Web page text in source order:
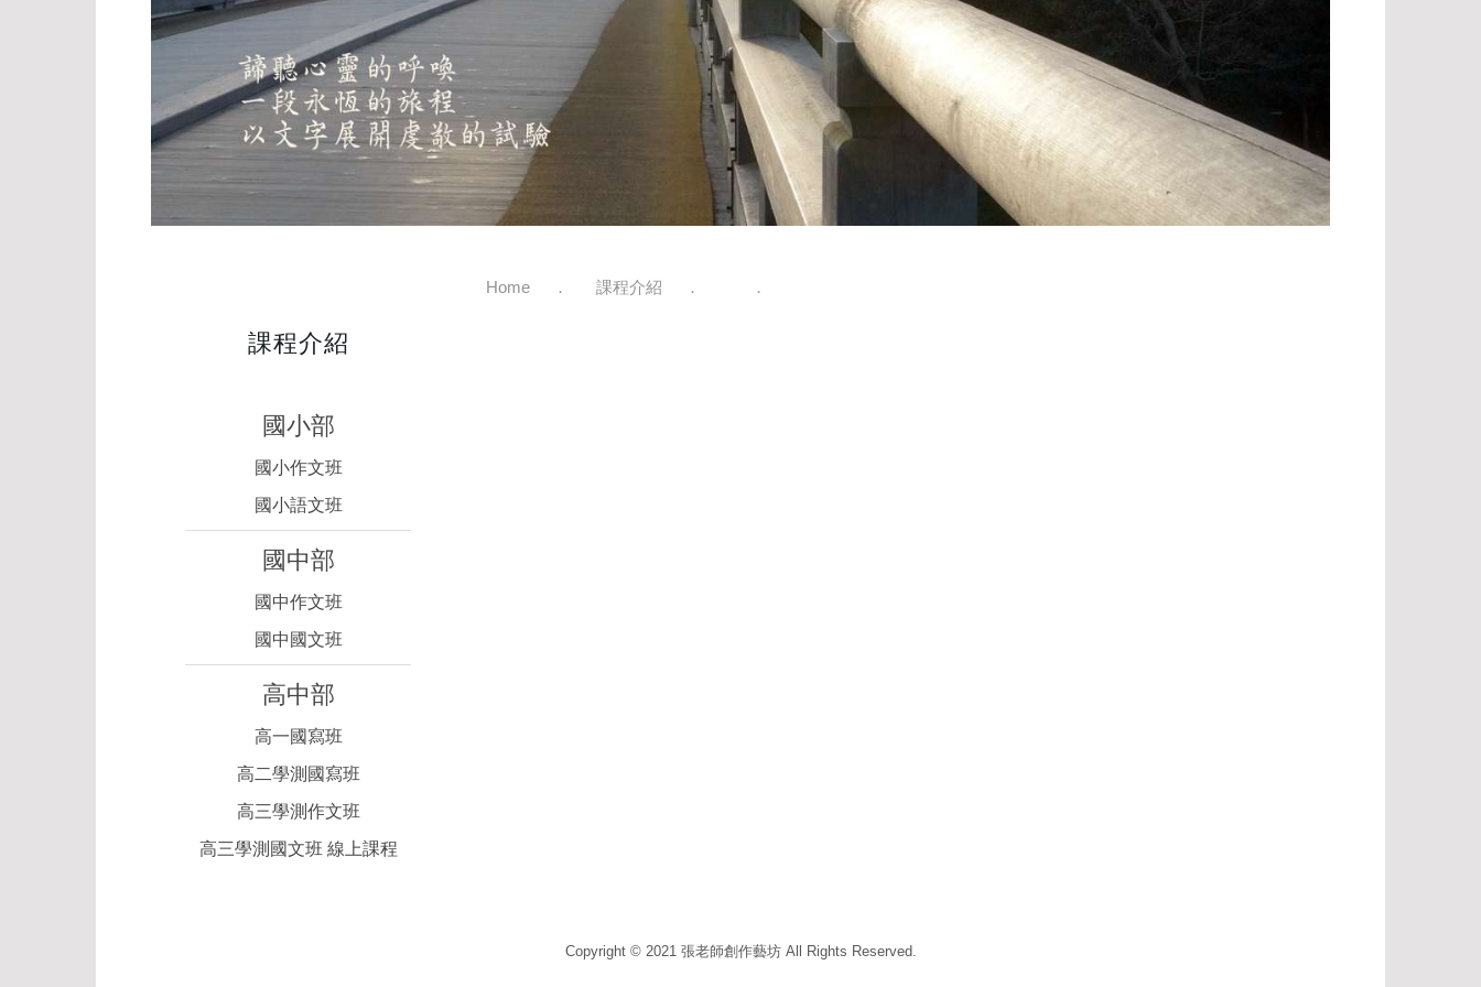
課程介紹
國小部
國小作文班
國小語文班
國中部
國中作文班
國中國文班
高中部
高一國寫班
高二學測國寫班
高三學測作文班
高三學測國文班 線上課程
Home 課程介紹
Copyright © 2021 張老師創作藝坊 All Rights Reserved.